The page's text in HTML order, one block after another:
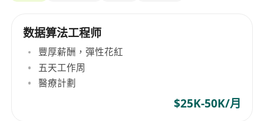
数据算法工程师
豐厚薪酬，彈性花紅
五天工作周
醫療計劃
$25K-50K/月